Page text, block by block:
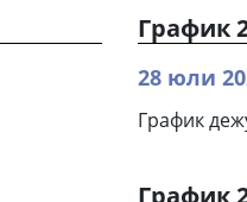
График
28 юли
График